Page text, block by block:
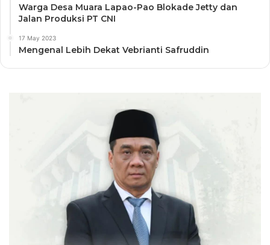
Warga Desa Muara Lapao-Pao Blokade Jetty dan
Jalan Produksi PT CNI
17 May 2023
Mengenal Lebih Dekat Vebrianti Safruddin